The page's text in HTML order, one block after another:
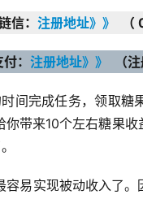
信： 注册地址》》
（
： 注册地址》》
（
间完成任务，领取
带来10个左右糖果
易实现被动收入了